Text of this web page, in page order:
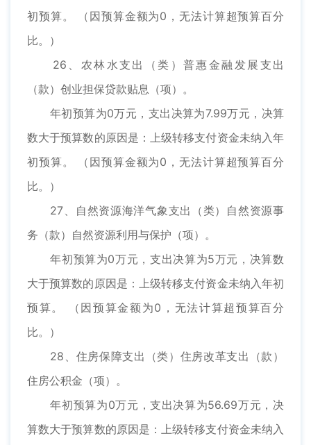
初预算。 （因预算金额为0，无法计算超预算百分
比。）
26、农林水支出（类）普惠金融发展支出
（款）创业担保贷款贴息（项）。
年初预算为0万元，支出决算为7.99万元，决算
数大于预算数的原因是：上级转移支付资金未纳入年
初预算。 （因预算金额为0，无法计算超预算百分
比。）
27、自然资源海洋气象支出（类）自然资源事
务（款）自然资源利用与保护（项）。
年初预算为0万元，支出决算为5万元，决算数
大于预算数的原因是：上级转移支付资金未纳入年初
预算。 （因预算金额为0，无法计算超预算百分
比。）
28、住房保障支出（类）住房改革支出（款）
住房公积金（项）。
年初预算为0万元，支出决算为56.69万元，决
算数大于预算数的原因是：上级转移支付资金未纳入